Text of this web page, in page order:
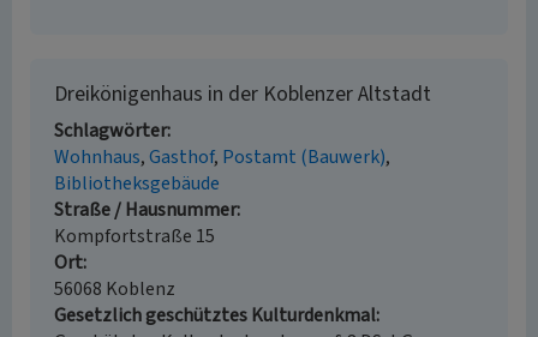
Dreikönigenhaus in der Koblenzer Altstadt
Schlagwörter
Wohnhaus Gasthof Postamt (Bauwerk)
Bibliotheksgebäude
Straße / Hausnummer
Kompfortstraße 15
Ort
56068 Koblenz
Gesetzlich geschütztes Kulturdenkmal